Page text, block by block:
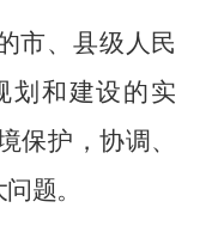
市、县级人民
划和建设的实
保护，协调、
题。